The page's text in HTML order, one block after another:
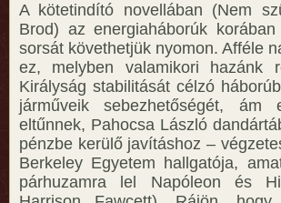
A kötetindító novellában (Nem
Brod) az energiaháborúk
sorsát követhetjük nyomon. Afféle
ez, melyben valamikori hazánk
Királyság stabilitását célzó
járműveik sebezhetőségét, ám
eltűnnek, Pahocsa László
pénzbe kerülő javításhoz –
Berkeley Egyetem hallgatója,
párhuzamra lel Napóleon és